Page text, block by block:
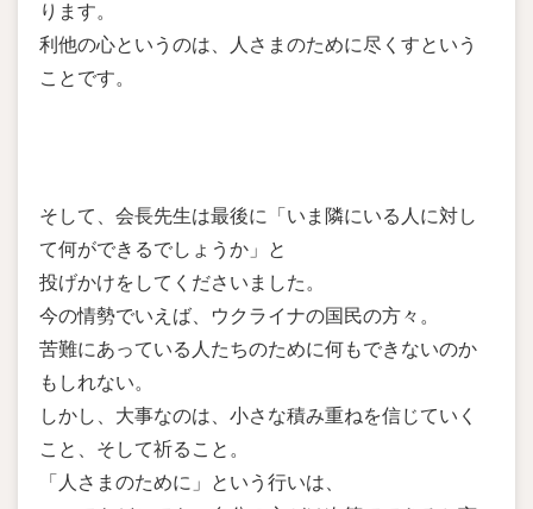
ります。
利他の心というのは、人さまのために尽くすという
ことです。
そして、会長先生は最後に「いま隣にいる人に対し
て何ができるでしょうか」と
投げかけをしてくださいました。
今の情勢でいえば、ウクライナの国民の方々。
苦難にあっている人たちのために何もできないのか
もしれない。
しかし、大事なのは、小さな積み重ねを信じていく
こと、そして祈ること。
「人さまのために」という行いは、